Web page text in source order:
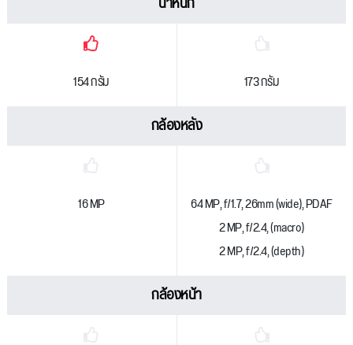
154 กรัม 173 กรัม
กล้องหลัง
16 MP
64 MP, f/1.7, 26mm (wide), PDAF
2 MP, f/2.4, (macro)
2 MP, f/2.4, (depth)
กล้องหน้า